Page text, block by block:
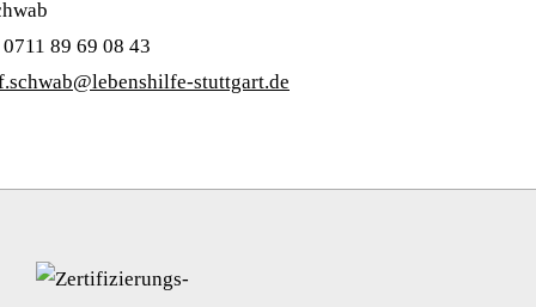
89 69 08 43
stuttgart.de